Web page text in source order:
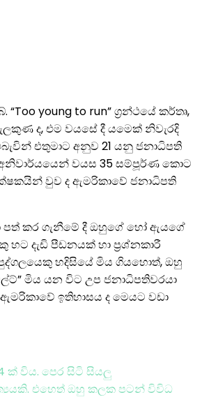
young to run” ග්‍රන්ථයේ කර්තෘ,
ද, එම වයසේ දී යමෙක් නිවැරදි
එතුමාට අනුව 21 යනු ජනාධිපති
වයස 35 සම්පූර්ණ කොට
වුව ද ඇමරිකාවේ ජනාධිපති
පත් කර ගැනීමේ දී ඔහුගේ හෝ ඇයගේ
දැඩි පීඩනයක් හා ප්‍රශ්නකාරී
හදිසියේ මිය ගියහොත්, ඔහු
මිය යන විට උප ජනාධිපතිවරයා
ඉතිහාසය ද මෙයට වඩා
ක් විය. පෙර සිටි සියලු
එහෙත් ඔහු කලක පටන් විවිධ